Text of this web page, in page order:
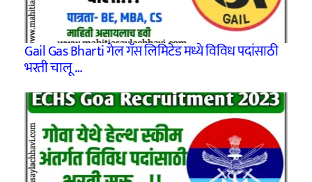
Gail Gas Bharti गेल गॅस लिमिटेड मध्ये विविध पदांसाठी
भरती चालू …